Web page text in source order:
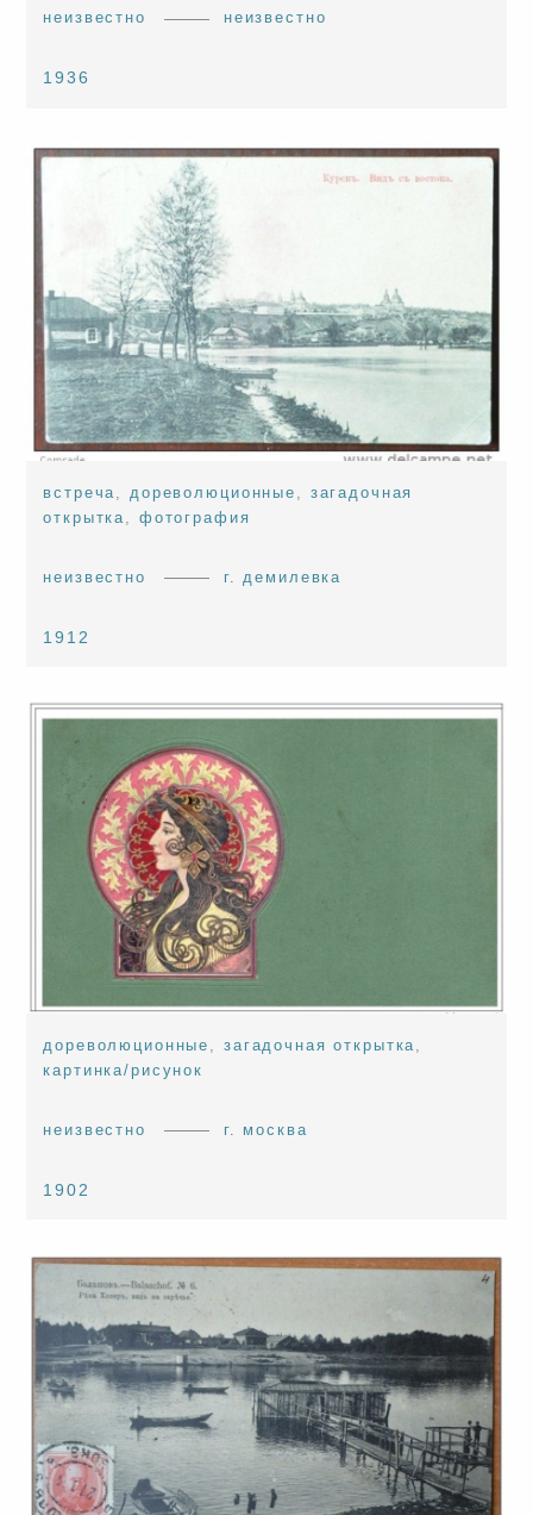
неизвестно неизвестно
1936
встреча дореволюционные
загадочная
открытка
фотография
неизвестно г. демилевка
1912
дореволюционные загадочная открытка
картинка/рисунок
неизвестно г. москва
1902